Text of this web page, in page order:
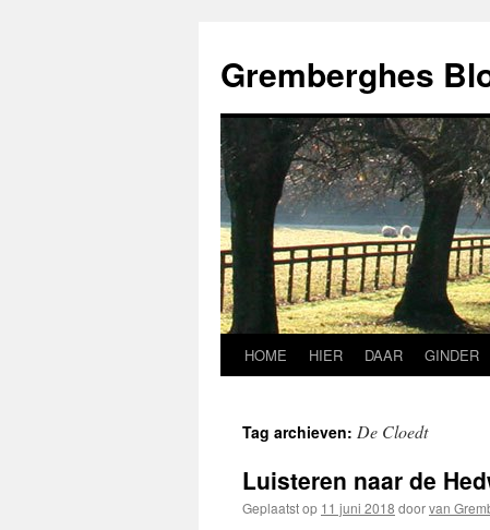
de
inhoud
Gremberghes
HOME HIER DAAR GINDER
Tag archieven: De Cloedt
Luisteren naar de
Geplaatst op 11 juni 2018 doorvan